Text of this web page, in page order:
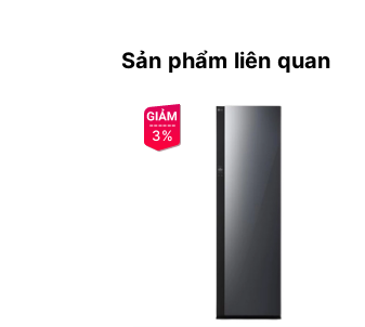
Sản phẩm liên quan
3%